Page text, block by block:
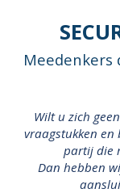
Meedenkers
Wilt u zich
vraagstukken
partij die
Dan hebben